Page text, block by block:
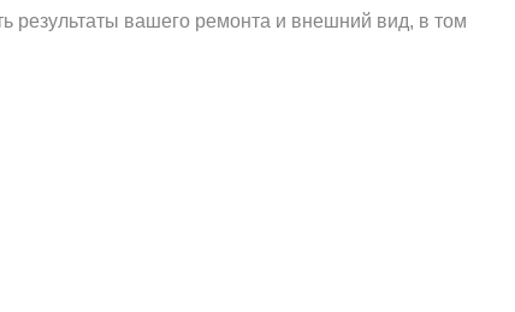
результаты вашего ремонта и внешний вид, в том